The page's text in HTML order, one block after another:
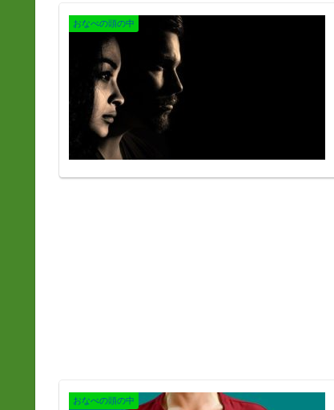
おなべの頭の中
おなべの頭の中